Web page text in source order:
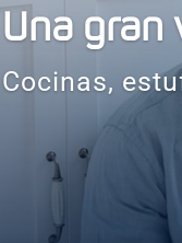
Una gran
Cocinas,